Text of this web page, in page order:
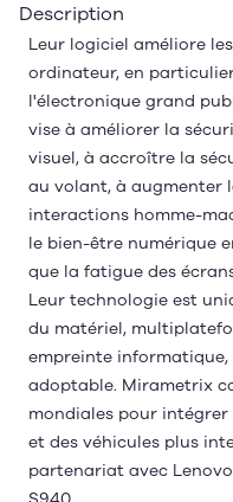
Description
Leur logiciel améliore
ordinateur, en
l'électronique grand
vise à améliorer la
visuel, à accroître la
au volant, à augmenter
interactions homme-
le bien-être numérique
que la fatigue des
Leur technologie est
du matériel,
empreinte
adoptable. Mirametrix
mondiales pour
et des véhicules plus
partenariat avec